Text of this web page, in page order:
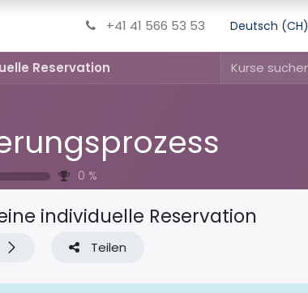
+41 41 566 53 53 Deutsch (CH)
Reservation
0 %
individuelle Reservation
Teilen